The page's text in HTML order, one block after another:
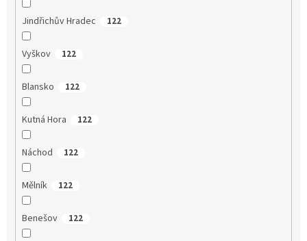
Jindřichův Hradec 122
Vyškov 122
Blansko 122
Kutná Hora 122
Náchod 122
Mělník 122
Benešov 122